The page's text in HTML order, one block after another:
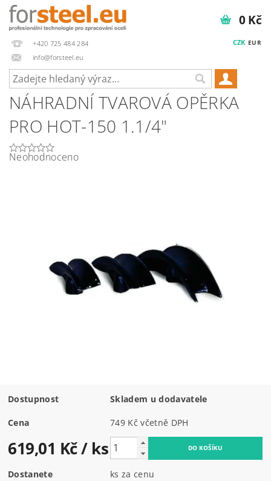
+420 725 484 284
info@forsteel.eu
CZK EUR
0 Kč
NÁHRADNÍ TVAROVÁ OPĚRKA
PRO HOT-150 1.1/4"
Neohodnoceno
Dostupnost Skladem u dodavatele
Cena 749 Kč včetně DPH
619,01 Kč/ ks
Dostanete ks za cenu